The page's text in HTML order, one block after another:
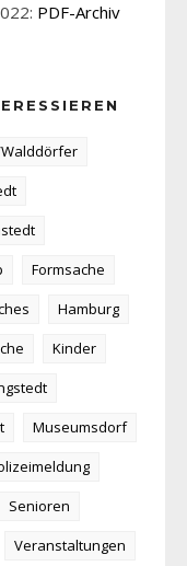
PDF-Archiv
Formsache
Hamburg
Kinder
Museumsdorf
Senioren
Veranstaltungen